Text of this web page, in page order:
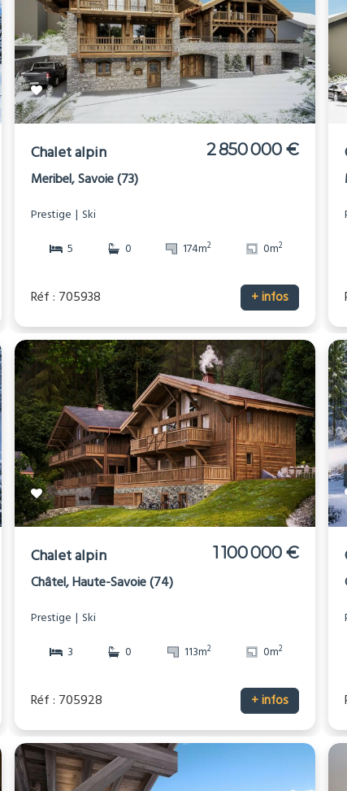
Chalet alpin 2 850 000 €
Meribel, Savoie (73)
Prestige
Ski
5
0 174m2 0m2
Réf : 705938 + infos
Chalet alpin 1 100 000 €
Châtel, Haute-Savoie (74)
Prestige
Ski
3
0 113m2 0m2
Réf : 705928 + infos